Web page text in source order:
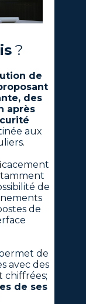
?
de
des
après
aux
de
de
de
avec des
chiffrées;
de ses